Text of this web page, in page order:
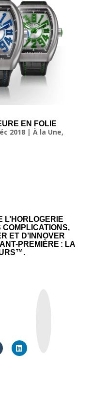
EN FOLIE
2018| À la Une,
L’HORLOGERIE
ET D’INNOVER
PREMIÈRE : LA